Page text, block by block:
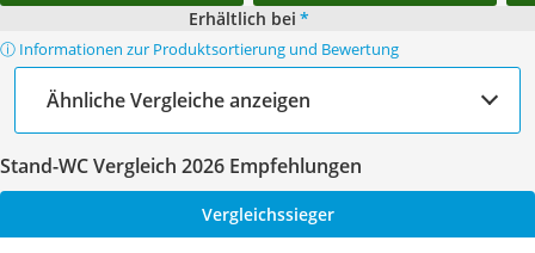
Erhältlich bei *
ⓘ Informationen zur Produktsortierung und Bewertung
Ähnliche Vergleiche anzeigen
Stand-WC Vergleich 2026 Empfehlungen
Vergleichssieger